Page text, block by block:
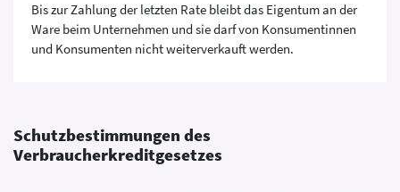
Bis zur Zahlung der letzten Rate bleibt das Eigentum an der
Ware beim Unternehmen und sie darf von Konsumentinnen
und Konsumenten nicht weiterverkauft werden.
Schutzbestimmungen des
Verbraucherkreditgesetzes